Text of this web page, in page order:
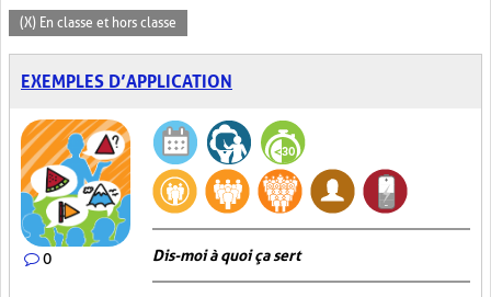
(X) En classe et hors classe
EXEMPLES D’APPLICATION
0 Dis-moi à quoi ça sert